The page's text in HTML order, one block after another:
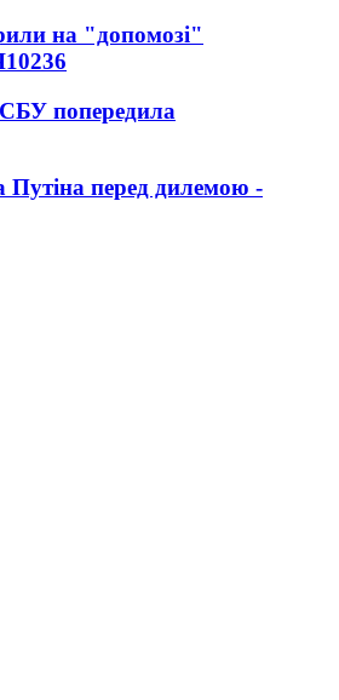
на "допомозі"
10236
попередила
Путіна перед дилемою -